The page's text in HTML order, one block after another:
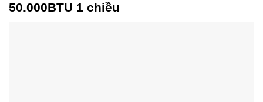
50.000BTU 1 chiều